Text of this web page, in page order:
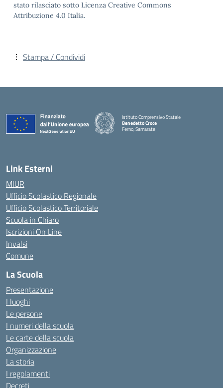
stato rilasciato sotto Licenza Creative Commons
Attribuzione 4.0 Italia.
Stampa / Condividi
Istituto Comprensivo Statale
Benedetto Croce
Ferno, Samarate
Link Esterni
MIUR
Ufficio Scolastico Regionale
Ufficio Scolastico Territoriale
Scuola in Chiaro
Iscrizioni On Line
Invalsi
Comune
La Scuola
Presentazione
I luoghi
Le persone
I numeri della scuola
Le carte della scuola
Organizzazione
La storia
I regolamenti
Decreti